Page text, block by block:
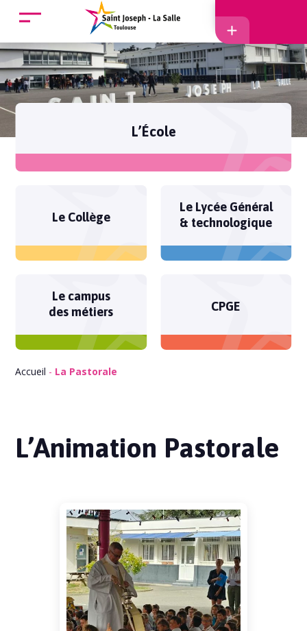
Accueil
Accès
APEL
L’École
Le Collège
Le Lycée Général
& technologique
Le campus
des métiers
CPGE
Accueil - La Pastorale
L’Animation Pastorale